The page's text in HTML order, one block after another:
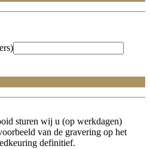
sturen wij u (op werkdagen)
van de gravering op het
definitief.